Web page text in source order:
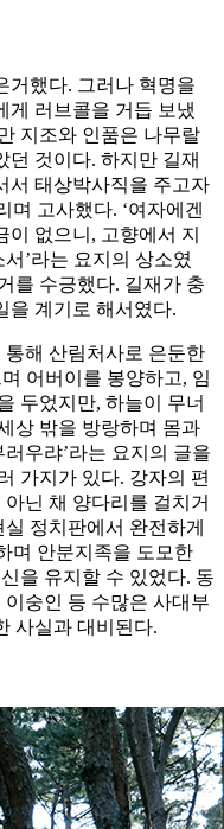
거했다. 그러나 혁명을
게 러브콜을 거듭 보냈
지조와 인품은 나무랄
던 것이다. 하지만 길재
서 태상박사직을 주고자
고사했다. ‘여자에겐
없으니, 고향에서 지
’라는 요지의 상소였
를 수긍했다. 길재가 충
을 계기로 해서였다.
통해 산림처사로 은둔한
어버이를 봉양하고, 임
두었지만, 하늘이 무너
상 밖을 방랑하며 몸과
우랴’라는 요지의 글을
가지가 있다. 강자의 편
닌 채 양다리를 걸치거
정치판에서 완전하게
며 안분지족을 도모한
을 유지할 수 있었다. 동
숭인 등 수많은 사대부
사실과 대비된다.